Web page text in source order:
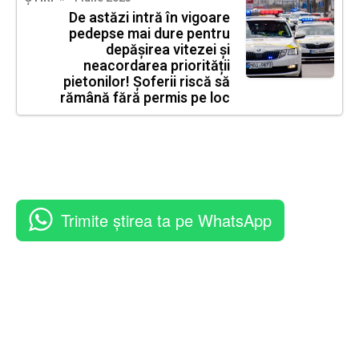
De astăzi intră în vigoare
pedepse mai dure pentru
depășirea vitezei și
neacordarea priorității
pietonilor! Șoferii riscă să
rămână fără permis pe loc
Trimite știrea ta pe WhatsApp